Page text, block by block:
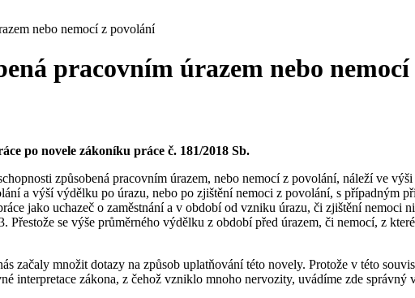
nebo nemocí z povolání
pracovním úrazem nebo
po novele zákoníku práce č. 181/2018 Sb.
způsobená pracovním úrazem, nebo nemocí z povolání, náleží ve
a výší výdělku po úrazu, nebo po zjištění nemoci z povolání, s případným
jako uchazeč o zaměstnání a v období od vzniku úrazu, či zjištění nemoci
se výše průměrného výdělku z období před úrazem, či nemocí, z
začaly množit dotazy na způsob uplatňování této novely. Protože v této
interpretace zákona, z čehož vzniklo mnoho nervozity, uvádíme zde správný